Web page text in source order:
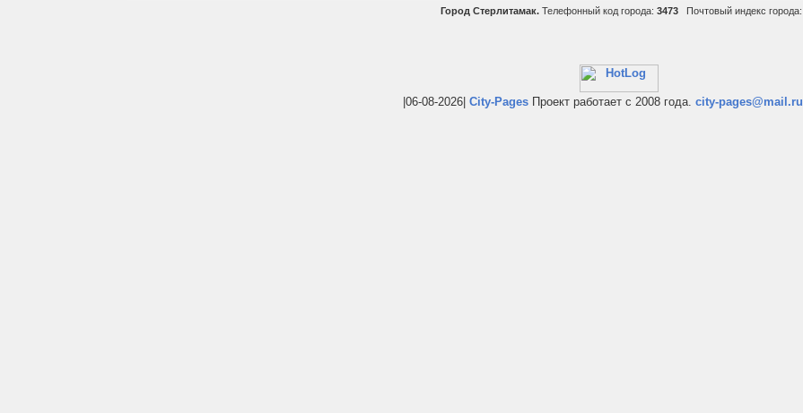
Город Стерлитамак. Телефонный код города: 3473 Почтовый индекс города:
|06-08-2026| City-Pages Проект работает с 2008 года. city-pages@mail.ru